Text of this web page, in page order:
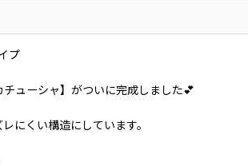
プ
ューシャ】がついに完成しました💕
にくい構造にしています。